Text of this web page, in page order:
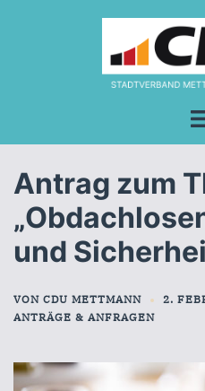
Antrag zum
und
VON CDU METTMANN
2.
ANTRÄGE & ANFRAGEN